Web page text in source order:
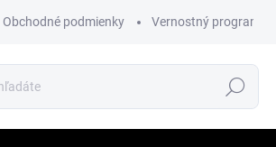
Obchodné podmienky Vernostný program
Hľadať